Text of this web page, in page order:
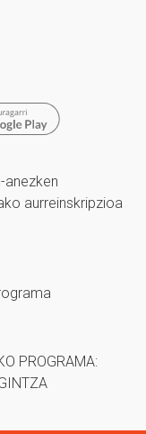
anezken
aurreinskripzioa
PROGRAMA: